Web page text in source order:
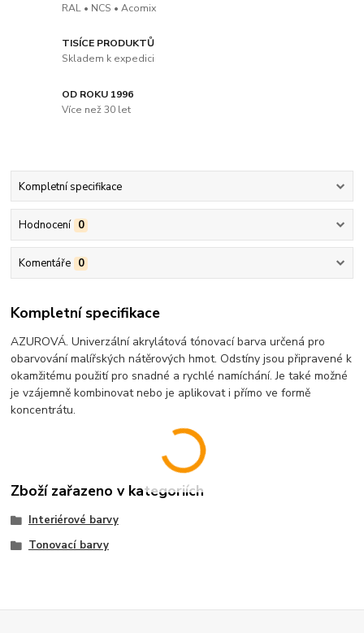
RAL • NCS • Acomix
TISÍCE PRODUKTŮ
Skladem k expedici
OD ROKU 1996
Více než 30 let
Kompletní specifikace
Hodnocení 0
Komentáře 0
Kompletní specifikace
AZUROVÁ. Univerzální akrylátová tónovací barva určená pro
obarvování malířských nátěrových hmot. Odstíny jsou připravené k
okamžitému použití pro snadné a rychlé namíchání. Je také možné
je vzájemně kombinovat nebo je aplikovat i přímo ve formě
koncentrátu.
Zboží zařazeno v kategoriích
Interiérové barvy
Tonovací barvy